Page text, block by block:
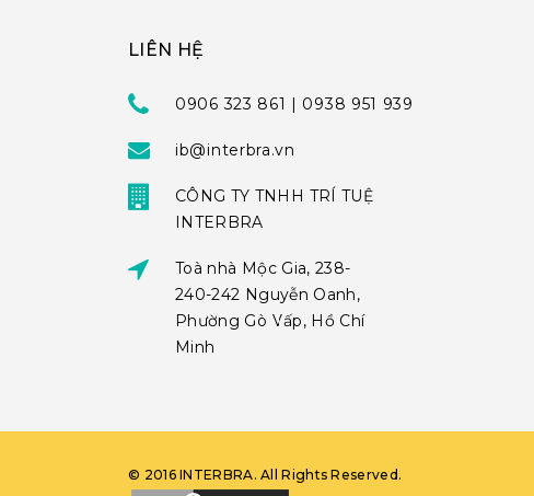
LIÊN HỆ
0906 323 861 | 0938 951 939
ib@interbra.vn
CÔNG TY TNHH TRÍ TUỆ
INTERBRA
Toà nhà Mộc Gia, 238-
240-242 Nguyễn Oanh,
Phường Gò Vấp, Hồ Chí
Minh
© 2016 INTERBRA. All Rights Reserved.